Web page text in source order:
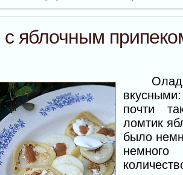
яблочным
почти
ломтик
было
немного